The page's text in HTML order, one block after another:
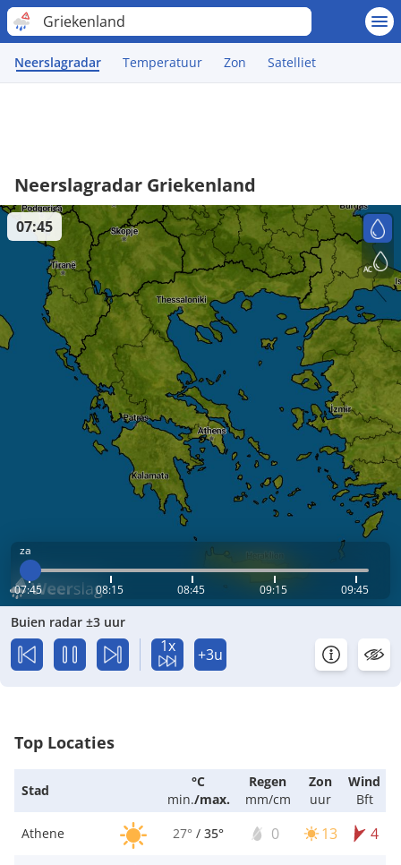
Griekenland
Neerslagradar Temperatuur Zon Satelliet
Neerslagradar Griekenland
za
07:45 08:15 08:45 09:15 09:45
07:45
Buien radar ±3 uur
1x +3u
Top Locaties
Stad
°C
min./max.
Regen
mm/cm
Zon
uur
Wind
Bft
Athene
27° / 35° 0 13 4